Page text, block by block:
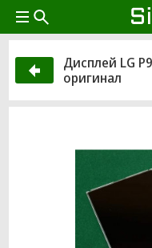
Дисплей LG
оригинал